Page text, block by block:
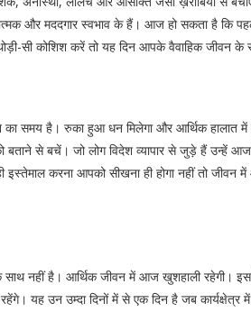
और मददगार स्वभाव के हैं। आज हो सकता है
सी कोशिश करें तो यह दिन आपके वैवाहिक जीवन के
समय है। रुका हुआ धन मिलेगा और आर्थिक हालात में
से बचें। जो लोग विदेश व्यापार से जुड़े हैं उन्हें
करना आपको सीखना ही होगा नहीं तो जीवन
नहीं है। आर्थिक जीवन में आज खुशहाली रहेगी।
यह उन उम्दा दिनों में से एक दिन है जब